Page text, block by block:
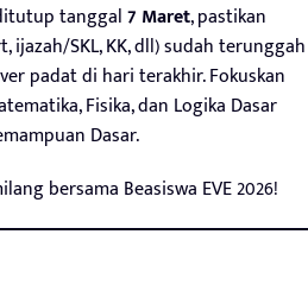
tanggal7 Maret, pastikan
ijazah/SKL, KK, dll) sudah terunggah
padat di hari terakhir. Fokuskan
Fisika, dan Logika Dasar
Dasar.
bersama Beasiswa EVE 2026!